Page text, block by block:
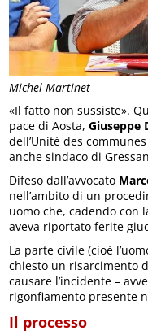
Michel Martinet
«Il fatto non sussiste».
pace di Aosta,Giuseppe
dell’Unité des
anche sindaco di
Difeso dall’avvocato
nell’ambito di un
uomo che, cadendo con
aveva riportato ferite
La parte civile (cioè
chiesto un risarcimento
causare l’incidente –
rigonfiamento presente
Il processo